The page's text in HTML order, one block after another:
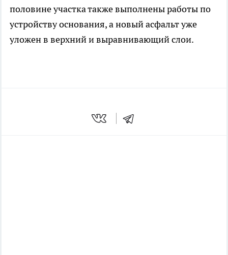
половине участка также выполнены работы по
устройству основания, а новый асфальт уже
уложен в верхний и выравнивающий слои.